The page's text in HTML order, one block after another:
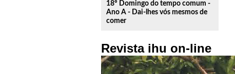
18º Domingo do tempo comum -
Ano A - Dai-lhes vós mesmos de
comer
Revista ihu on-line